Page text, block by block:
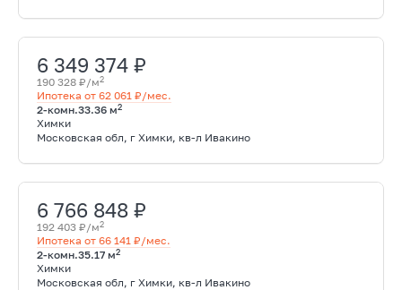
6 349 374 ₽
190 328 ₽/м2
Ипотека от 62 061 ₽/мес.
2-комн.33.36 м2
Химки
Московская обл, г Химки, кв-л Ивакино
6 766 848 ₽
192 403 ₽/м2
Ипотека от 66 141 ₽/мес.
2-комн.35.17 м2
Химки
Московская обл, г Химки, кв-л Ивакино